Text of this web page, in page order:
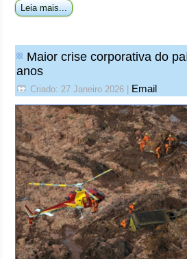
Leia mais...
Maior crise corporativa do
anos
Criado: 27 Janeiro 2026 | Email